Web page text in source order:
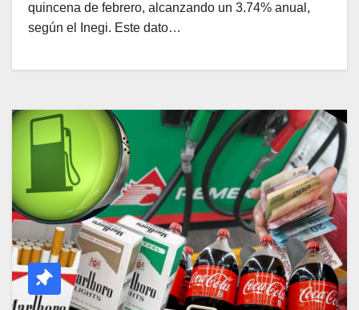
quincena de febrero, alcanzando un 3.74% anual,
según el Inegi. Este dato…